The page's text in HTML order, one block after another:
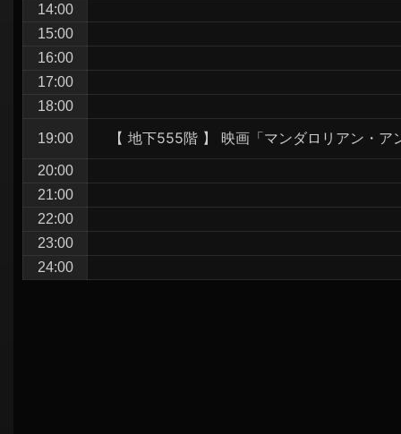
14:00
15:00
16:00
17:00
18:00
19:00 【 地下555階 】 映画「マンダロリアン・
20:00
21:00
22:00
23:00
24:00